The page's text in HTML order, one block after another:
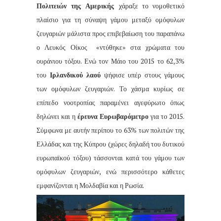
Πολιτειών της Αμερικής χάραξε το νομοθετικό
πλαίσιο για τη σύναψη γάμου μεταξύ ομόφυλων
ζευγαριών μάλιστα προς επιβεβαίωση του παραπάνω
ο Λευκός Οίκος
«ντύθηκε» στα χρώματα του
ουράνιου τόξου. Ενώ τον Μάιο του 2015 το 62,3%
του Ιρλανδικού λαού ψήφισε υπέρ στους γάμους
των ομόφυλων ζευγαριών. Το χάσμα κυρίως σε
επίπεδο νοοτροπίας παραμένει αγεφύρωτο όπως
δηλώνει και η έρευνα Ευρωβαρόμετρο για το 2015.
Σύμφωνα με αυτήν περίπου το 63% των πολιτών της
Ελλάδας και της Κύπρου (χώρες δηλαδή του δυτικού
ευρωπαϊκού τόξου) τάσσονται κατά του γάμου των
ομόφυλων ζευγαριών, ενώ περισσότερο κάθετες
εμφανίζονται η Μολδαβία και η Ρωσία.